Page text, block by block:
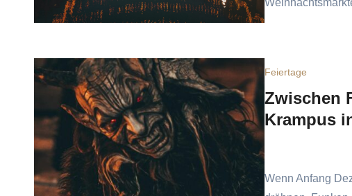
Feiertage
Zwischen
Krampus
Wenn Anfang